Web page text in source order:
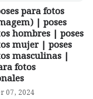
para fotos
| poses
hombres | poses
mujer | poses
masculinas |
fotos
07, 2024